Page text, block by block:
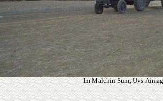
Im Malchin-Sum, Uvs-Aimag